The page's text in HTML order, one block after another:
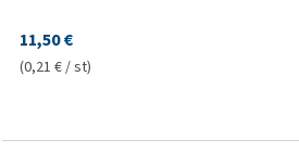
11,50 €
(0,21 € / st)